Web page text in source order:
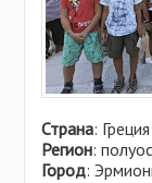
Чувашия
Финляндия
Хорватия
Черногория
Чехия
Швейцария
Эстония
Страна: Греция
Регион:
Город: